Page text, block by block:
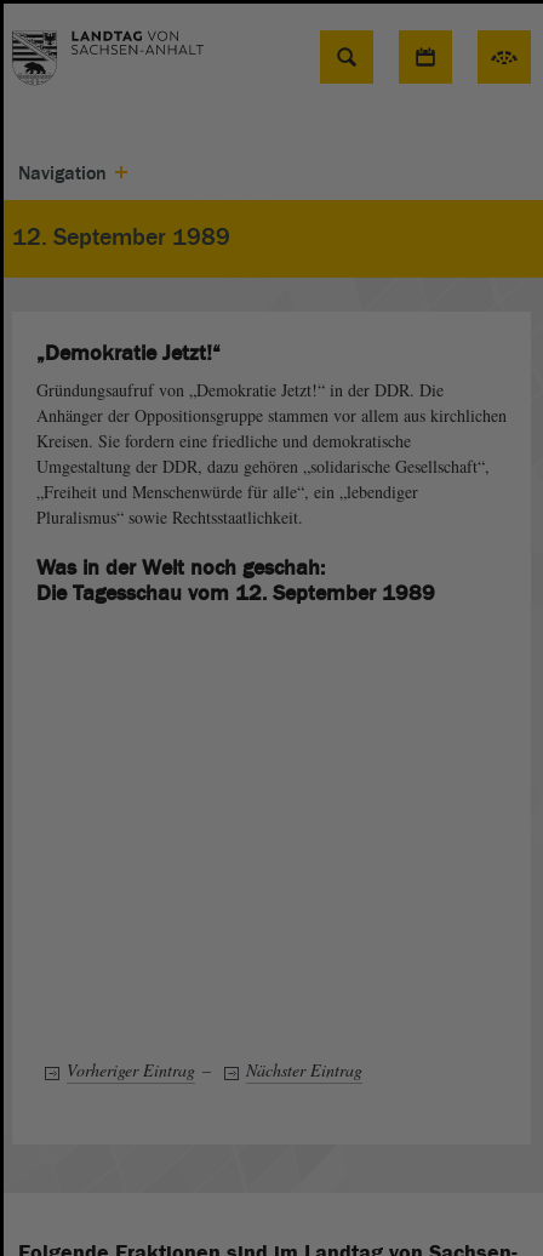
Suche
Navigation
12. September 1989
„Demokratie Jetzt!“
Gründungsaufruf von „Demokratie Jetzt!“ in der DDR. Die
Anhänger der Oppositionsgruppe stammen vor allem aus kirchlichen
Kreisen. Sie fordern eine friedliche und demokratische
Umgestaltung der DDR, dazu gehören „solidarische Gesellschaft“,
„Freiheit und Menschenwürde für alle“, ein „lebendiger
Pluralismus“ sowie Rechtsstaatlichkeit.
Was in der Welt noch geschah:
Die Tagesschau vom 12. September 1989
Vorheriger Eintrag – Nächster Eintrag